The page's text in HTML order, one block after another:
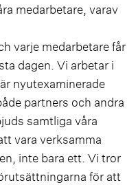
medarbetare, varav
varje medarbetare får
dagen. Vi arbetar i
nyutexaminerade
partners och andra
samtliga våra
vara verksamma
inte bara ett. Vi tror
för att